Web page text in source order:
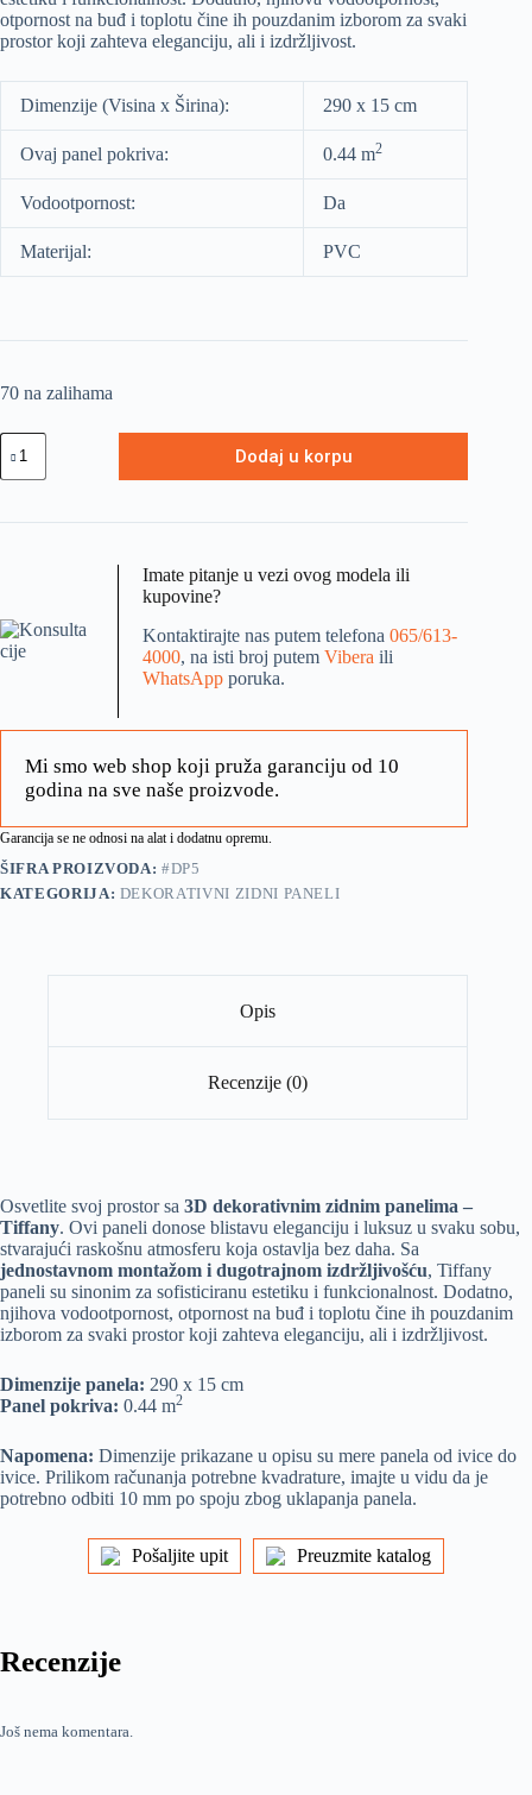
otpornost na buđ i toplotu čine ih pouzdanim izborom za svaki
prostor koji zahteva eleganciju, ali i izdržljivost.
Dimenzije (Visina x Širina): 290 x 15 cm
Ovaj panel pokriva: 0.44 m2
Vodootpornost: Da
Materijal: PVC
70 na zalihama
Dodaj u korpu
Imate pitanje u vezi ovog modela ili
kupovine?
Kontaktirajte nas putem telefona 065/613-
4000, na isti broj putem Vibera ili
WhatsApp poruka.
Mi smo web shop koji pruža garanciju od 10
godina na sve naše proizvode.
Garancija se ne odnosi na alat i dodatnu opremu.
ŠIFRA PROIZVODA:#DP5
KATEGORIJA: DEKORATIVNI ZIDNI PANELI
Opis
Recenzije (0)
Osvetlite svoj prostor sa 3D dekorativnim zidnim panelima –
Tiffany. Ovi paneli donose blistavu eleganciju i luksuz u svaku sobu,
stvarajući raskošnu atmosferu koja ostavlja bez daha. Sa
jednostavnom montažom i dugotrajnom izdržljivošću, Tiffany
paneli su sinonim za sofisticiranu estetiku i funkcionalnost. Dodatno,
njihova vodootpornost, otpornost na buđ i toplotu čine ih pouzdanim
izborom za svaki prostor koji zahteva eleganciju, ali i izdržljivost.
Dimenzije panela: 290 x 15 cm
Panel pokriva: 0.44 m2
Napomena: Dimenzije prikazane u opisu su mere panela od ivice do
ivice. Prilikom računanja potrebne kvadrature, imajte u vidu da je
potrebno odbiti 10 mm po spoju zbog uklapanja panela.
Pošaljite upit Preuzmite katalog
Recenzije
Još nema komentara.